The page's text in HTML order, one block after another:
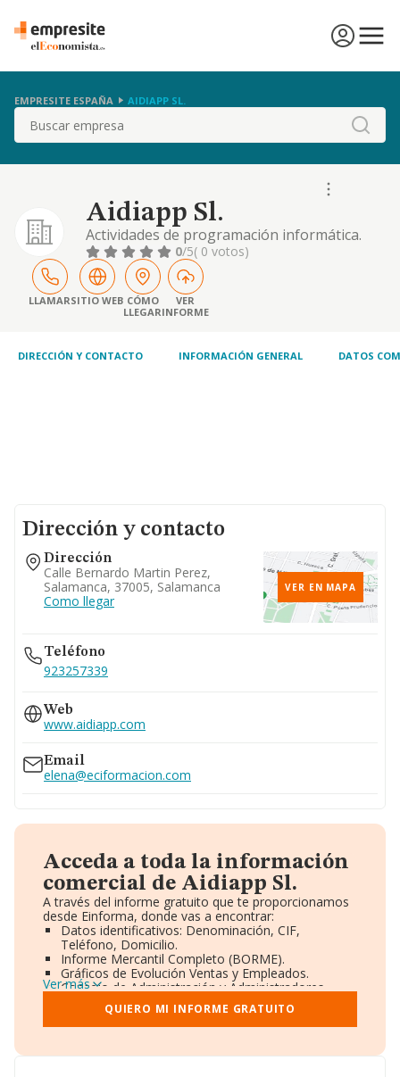
EMPRESITE ESPAÑA AIDIAPP SL.
Buscar
Aidiapp Sl.
Actividades de programación informática.
actividades de consultoría informática. otra
educación
0/5( 0 votos)
LLAMARSITIO WEB CÓMO
LLEGAR
VER
INFORME
DIRECCIÓN Y CONTACTO INFORMACIÓN GENERAL DATOS
Dirección y contacto
Dirección
Calle Bernardo Martin Perez,
Salamanca, 37005, Salamanca
Como llegar
VER EN MAPA
Teléfono
923257339
Web
www.aidiapp.com
Email
elena@eciformacion.com
Acceda a toda la información
comercial de Aidiapp Sl.
A través del informe gratuito que te proporcionamos
desde Einforma, donde vas a encontrar:
Datos identificativos: Denominación, CIF,
Teléfono, Domicilio.
Informe Mercantil Completo (BORME).
Gráficos de Evolución Ventas y Empleados.
Consejo de Administración y Administradores.
Directivos y Ejecutivos.
Accionistas.
Participaciones y Vinculaciones en otras empresas.
Información oficial y registral complementaria.
Ver más
QUIERO MI INFORME GRATUITO